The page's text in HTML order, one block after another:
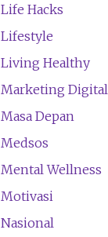
Life Hacks
Lifestyle
Living Healthy
Marketing Digital
Masa Depan
Medsos
Mental Wellness
Motivasi
Nasional